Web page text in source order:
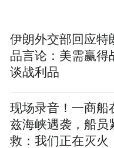
近利。一些地方
上不想管或不会
全隐患，极易导
21条生命的消逝
个体而言，再多
伊朗外交部回应特
品言论：美需赢得
谈战利品
现场录音！一商船
兹海峡遇袭，船员
救：我们正在灭火